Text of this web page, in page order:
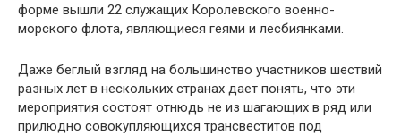
форме вышли 22 служащих Королевского военно-
морского флота, являющиеся геями и лесбиянками.
Даже беглый взгляд на большинство участников шествий
разных лет в нескольких странах дает понять, что эти
мероприятия состоят отнюдь не из шагающих в ряд или
прилюдно совокупляющихся трансвеститов под